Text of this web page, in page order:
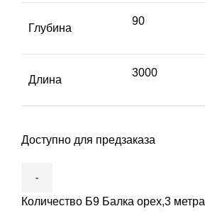
Глубина
90
Длина
3000
Доступно для предзаказа
Количество Б9 Балка орех,3 метра